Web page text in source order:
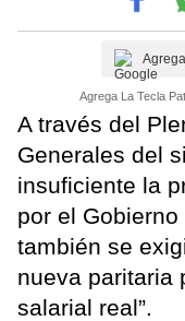
Agrega La Tecla
A través del
Generales del
insuficiente la
por el
también se
nueva paritaria
salarial real”.